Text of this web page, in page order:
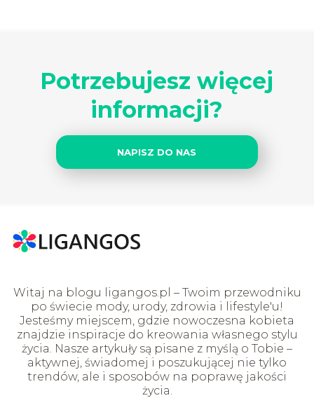
Potrzebujesz więcej
informacji?
NAPISZ DO NAS
Witaj na blogu ligangos.pl – Twoim przewodniku
po świecie mody, urody, zdrowia i lifestyle'u!
Jesteśmy miejscem, gdzie nowoczesna kobieta
znajdzie inspiracje do kreowania własnego stylu
życia. Nasze artykuły są pisane z myślą o Tobie –
aktywnej, świadomej i poszukującej nie tylko
trendów, ale i sposobów na poprawę jakości
życia.